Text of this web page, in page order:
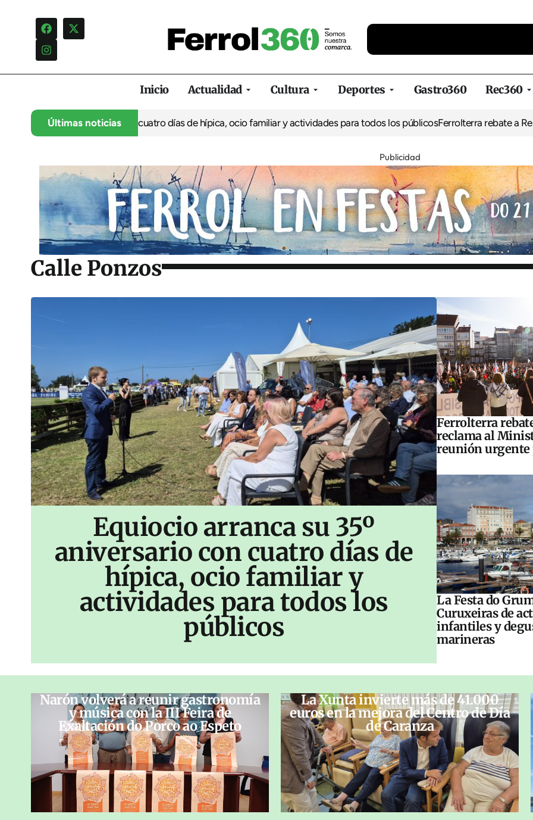
Inicio Actualidad Cultura Deportes Gastro360 Rec360
Últimas noticias
35º aniversario con cuatro días de hípica, ocio familiar y actividades para todos los públicosFerrolterra rebate a Renfe y
Publicidad
Calle Ponzos
Equiocio arranca su 35º
aniversario con cuatro días de
hípica, ocio familiar y
actividades para todos los
públicos
Ferrolterra
reclama al
reunión urgente
La Festa do
Curuxeiras de
infantiles y
marineras
Narón volverá a reunir gastronomía
y música con la III Feira de
Exaltación do Porco ao Espeto
La Xunta invierte más de 41.000
euros en la mejora del Centro de Día
de Caranza